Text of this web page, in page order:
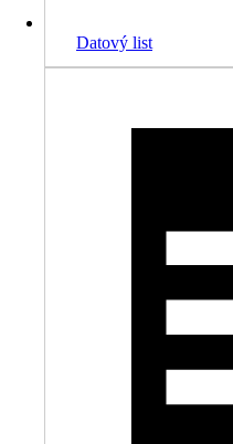
Datový list